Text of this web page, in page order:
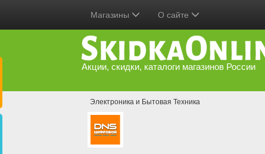
Магазины О сайте
Акции, скидки, каталоги магазинов России
Электроника и Бытовая Техника